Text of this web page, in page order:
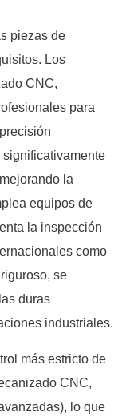
piezas de
Los
CNC,
para
la
equipos de
la inspección
como
se
duras
industriales.
más estricto de
CNC,
lo que